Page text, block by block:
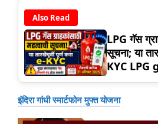
Also Read
LPG गॅस
सूचना; या
KYC
इंदिरा गांधी स्मार्टफोन मुफ्त योजना